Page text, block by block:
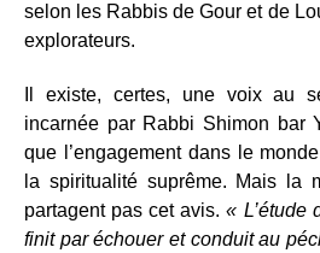
selon les Rabbis de Gour et de
explorateurs.
Il existe, certes, une voix au
incarnée par Rabbi Shimon bar
que l’engagement dans le
la spiritualité suprême. Mais la
partagent pas cet avis.« L’étude
finit par échouer et conduit au